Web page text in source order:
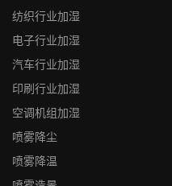
纺织行业加湿
电子行业加湿
汽车行业加湿
印刷行业加湿
空调机组加湿
喷雾降尘
喷雾降温